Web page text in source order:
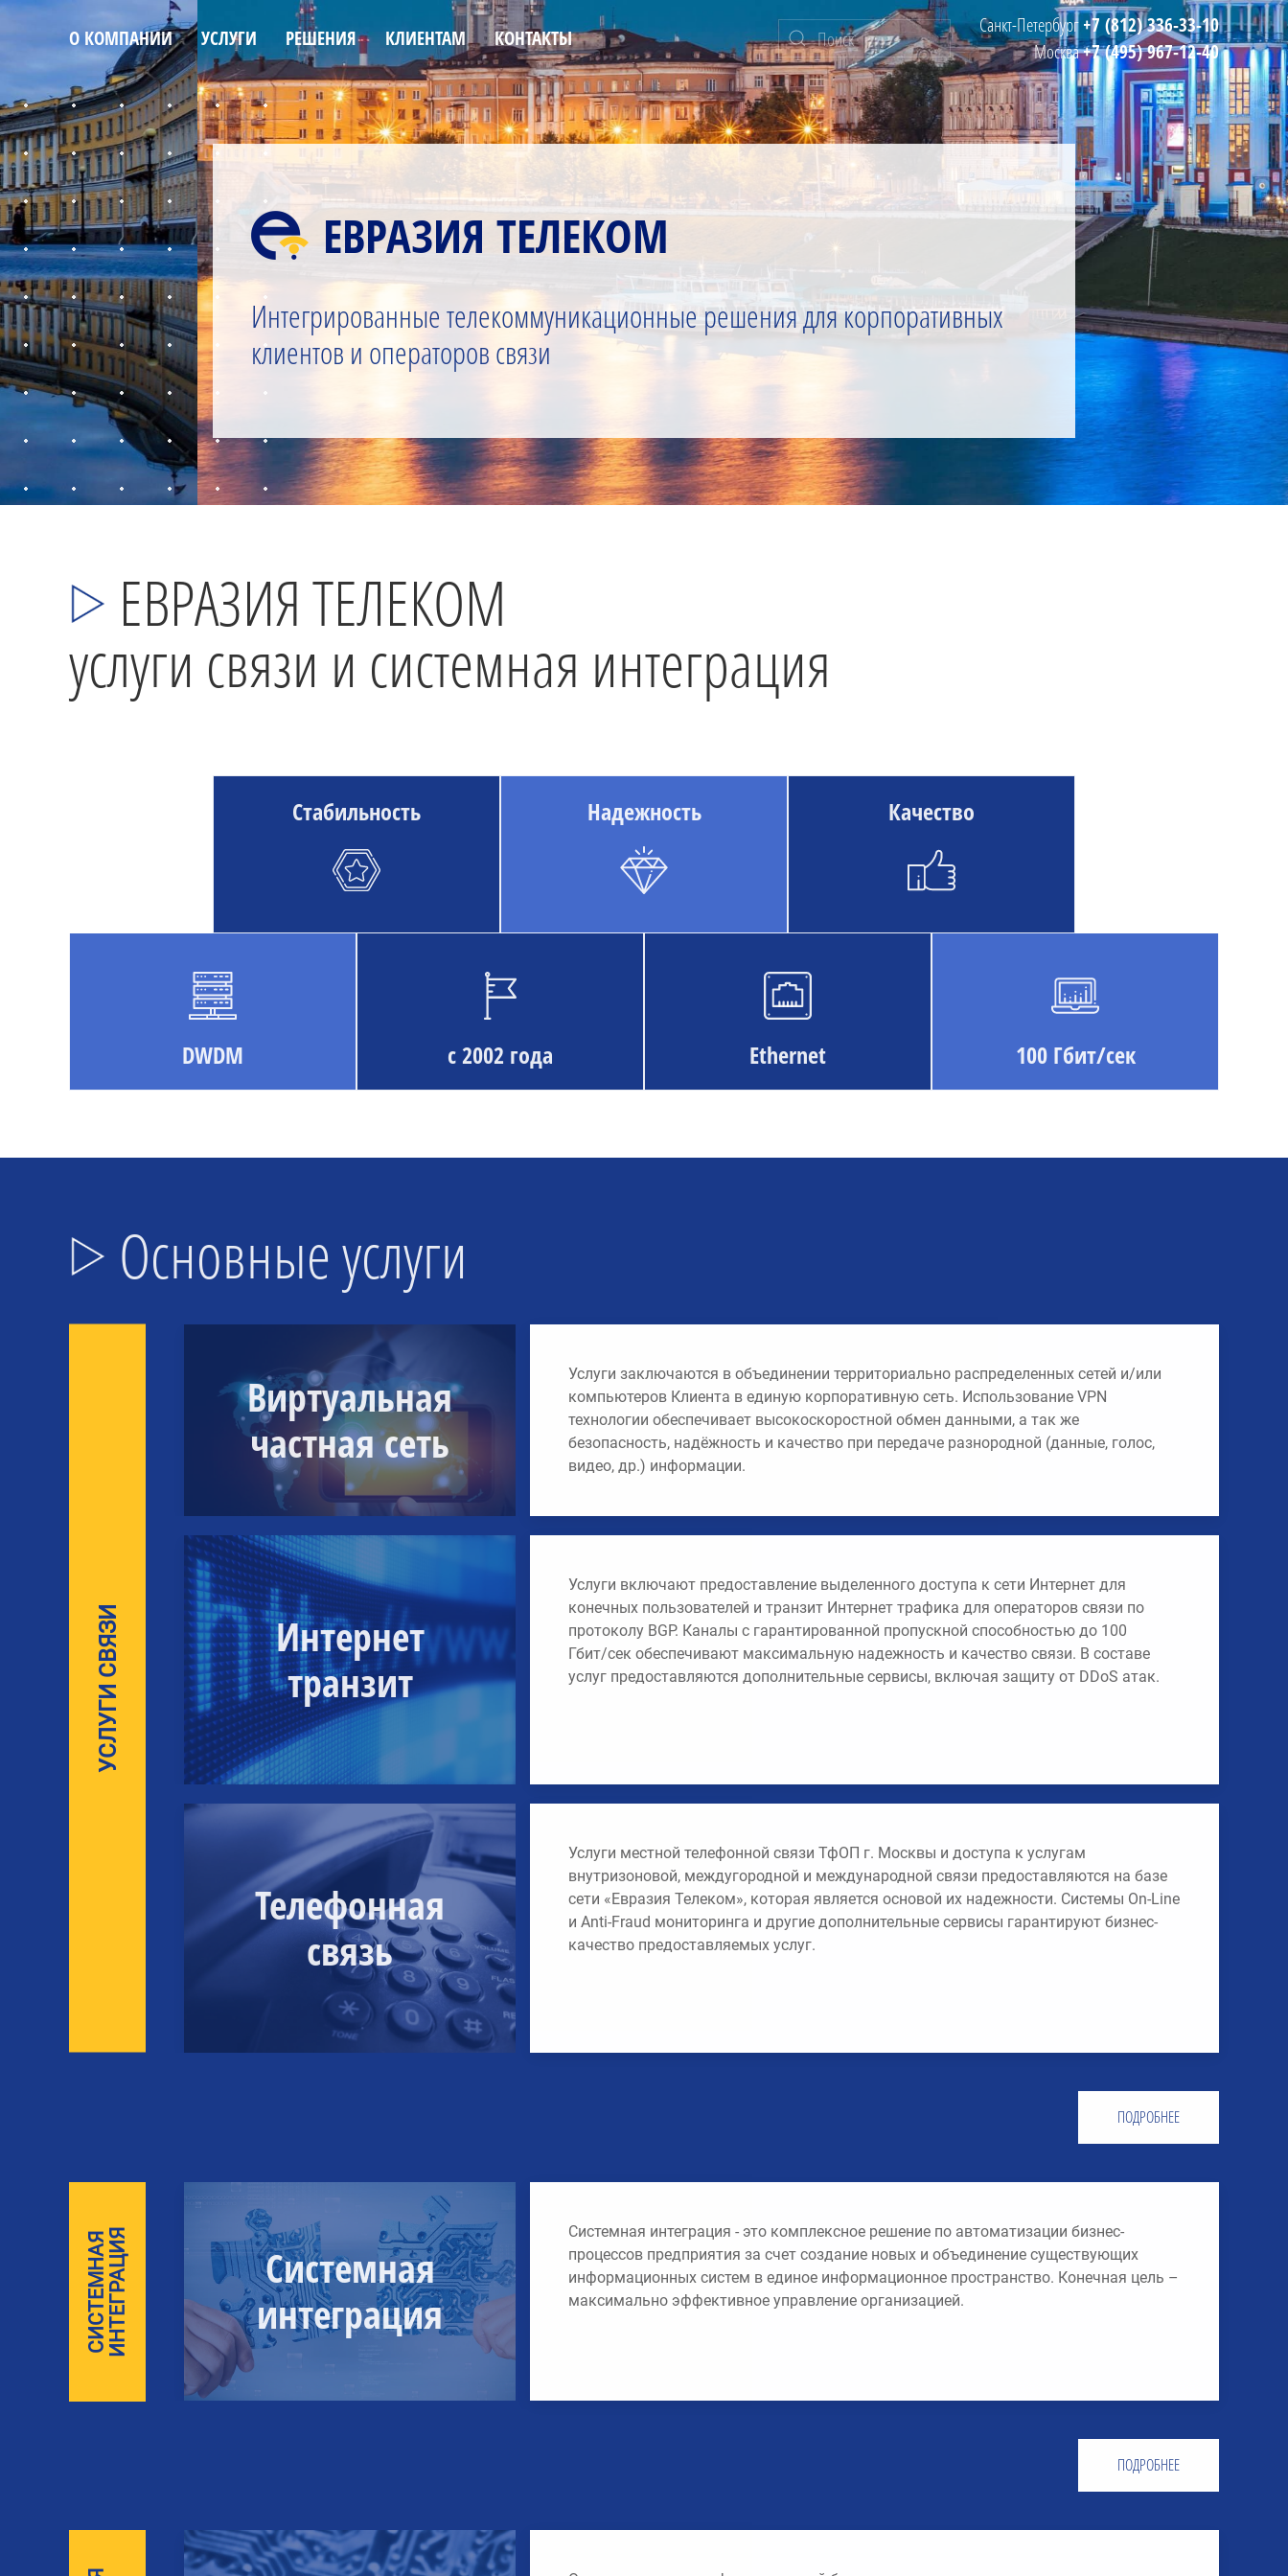
О КОМПАНИИ УСЛУГИ РЕШЕНИЯ КЛИЕНТАМ КОНТАКТЫ
Санкт-Петербург+7 (812) 336-33-10
Москва+7 (495) 967-12-40
ЕВРАЗИЯ ТЕЛЕКОМ
Интегрированные телекоммуникационные решения для корпоративных
клиентов и операторов связи
ЕВРАЗИЯ ТЕЛЕКОМ
услуги связи и системная интеграция
Стабильность Надежность Качество
DWDM с 2002 года Ethernet 100 Гбит/сек
Основные услуги
УСЛУГИ СВЯЗИ
Виртуальная
частная сеть
Услуги заключаются в объединении территориально распределенных сетей и/или
компьютеров Клиента в единую корпоративную сеть. Использование VPN
технологии обеспечивает высокоскоростной обмен данными, а так же
безопасность, надёжность и качество при передаче разнородной (данные, голос,
видео, др.) информации.
Интернет
транзит
Услуги включают предоставление выделенного доступа к сети Интернет для
конечных пользователей и транзит Интернет трафика для операторов связи по
протоколу BGP. Каналы с гарантированной пропускной способностью до 100
Гбит/cек обеспечивают максимальную надежность и качество связи. В составе
услуг предоставляются дополнительные сервисы, включая защиту от DDoS атак.
Телефонная
связь
Услуги местной телефонной связи ТфОП г. Москвы и доступа к услугам
внутризоновой, междугородной и международной связи предоставляются на базе
сети «Евразия Телеком», которая является основой их надежности. Системы On-Line
и Anti-Fraud мониторинга и другие дополнительные сервисы гарантируют бизнес-
качество предоставляемых услуг.
ПОДРОБНЕЕ
СИСТЕМНАЯИНТЕГРАЦИЯ
Системная
интеграция
Системная интеграция - это комплексное решение по автоматизации бизнес-
процессов предприятия за счет создание новых и объединение существующих
информационных систем в единое информационное пространство. Конечная цель –
максимально эффективное управление организацией.
ПОДРОБНЕЕ